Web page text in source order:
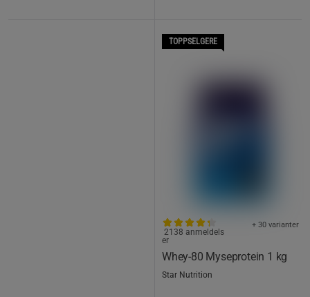
TOPPSELGERE
Whey-80 Myseprotein 1 kg
+ 30 varianter
2138 anmeldels
er
Star Nutrition